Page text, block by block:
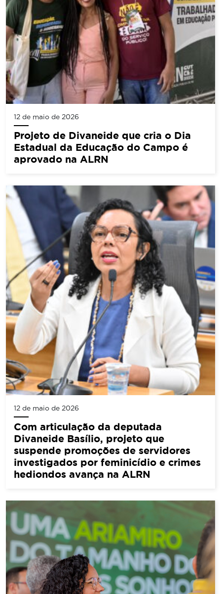
12 de maio de 2026
Projeto de Divaneide que cria o Dia
Estadual da Educação do Campo é
aprovado na ALRN
12 de maio de 2026
Com articulação da deputada
Divaneide Basílio, projeto que
suspende promoções de servidores
investigados por feminicídio e crimes
hediondos avança na ALRN